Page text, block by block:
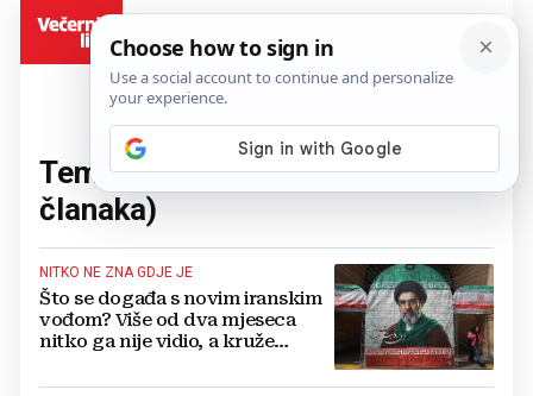
Tema:Revolucionarna garda(3
članaka)
NITKO NE ZNA GDJE JE
Što se događa s novim iranskim
vođom? Više od dva mjeseca
nitko ga nije vidio, a kruže
atentatu